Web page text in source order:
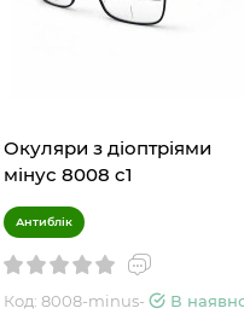
Окуляри з діоптріями
мінус 8008 c1
Антиблік
Код: 8008-minus-
В